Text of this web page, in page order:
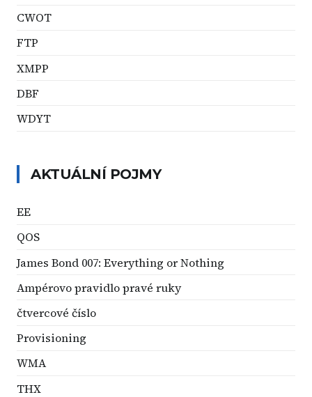
CWOT
FTP
XMPP
DBF
WDYT
AKTUÁLNÍ POJMY
EE
QOS
James Bond 007: Everything or Nothing
Ampérovo pravidlo pravé ruky
čtvercové číslo
Provisioning
WMA
THX